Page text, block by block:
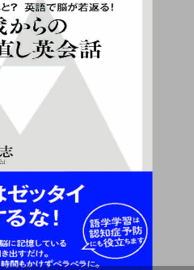
趣味・実用
functions/menu.php